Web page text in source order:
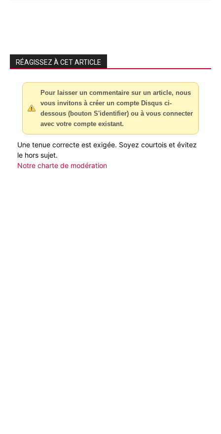
RÉAGISSEZ À CET ARTICLE
Pour laisser un commentaire sur un article, nous
vous invitons à créer un compte Disqus ci-
dessous (bouton S'identifier) ou à vous connecter
avec votre compte existant.
Une tenue correcte est exigée. Soyez courtois et évitez
le hors sujet.
Notre charte de modération